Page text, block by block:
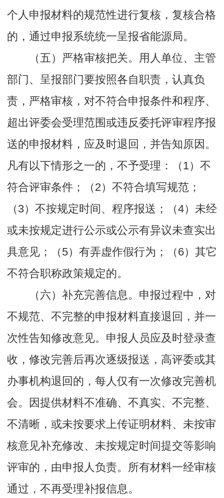
个人申报材料的规范性进行复核，复核合格
的，通过申报系统统一呈报省能源局。
（五）严格审核把关。用人单位、主管
部门、呈报部门要按照各自职责，认真负
责，严格审核，对不符合申报条件和程序、
超出评委会受理范围或违反委托评审程序报
送的申报材料，应及时退回，并告知原因。
凡有以下情形之一的，不予受理：（1）不
符合评审条件；（2）不符合填写规范；
（3）不按规定时间、程序报送；（4）未经
或未按规定进行公示或公示有异议未查实出
具意见；（5）有弄虚作假行为；（6）其它
不符合职称政策规定的。
（六）补充完善信息。申报过程中，对
不规范、不完整的申报材料直接退回，并一
次性告知修改意见。申报人员应及时登录查
收，修改完善后再次逐级报送，高评委或其
办事机构退回的，每人仅有一次修改完善机
会。因提供材料不准确、不真实、不完整、
不清晰，或未按要求上传证明材料、未按审
核意见补充修改、未按规定时间提交等影响
评审的，由申报人负责。所有材料一经审核
通过，不再受理补报信息。